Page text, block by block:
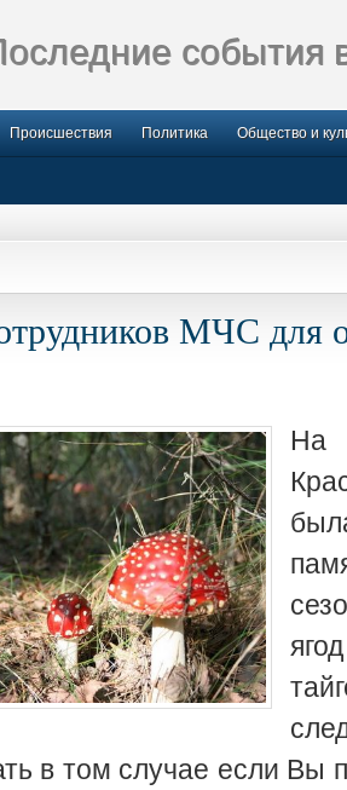
события
Происшествия Политика Общество и
МЧС для
в том случае если Вы